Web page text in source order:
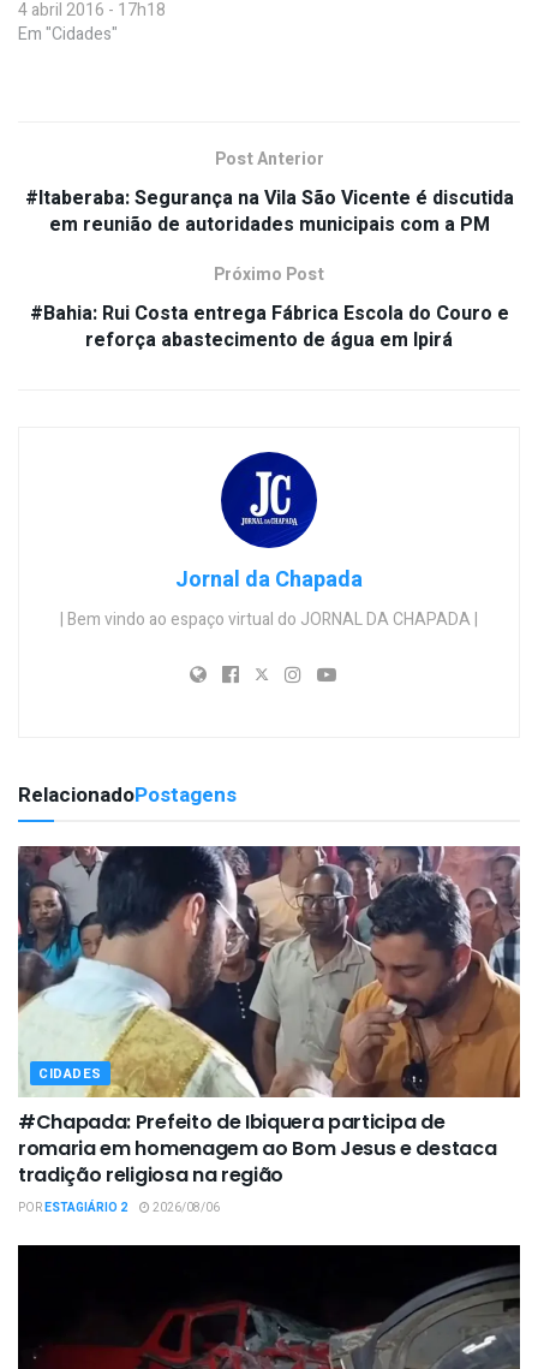
4 abril 2016 - 17h18
Em "Cidades"
Post Anterior
#Itaberaba: Segurança na Vila São Vicente é discutida
em reunião de autoridades municipais com a PM
Próximo Post
#Bahia: Rui Costa entrega Fábrica Escola do Couro e
reforça abastecimento de água em Ipirá
Jornal da Chapada
| Bem vindo ao espaço virtual do JORNAL DA CHAPADA |
RelacionadoPostagens
CIDADES
#Chapada: Prefeito de Ibiquera participa de
romaria em homenagem ao Bom Jesus e destaca
tradição religiosa na região
PORESTAGIÁRIO 2 2026/08/06